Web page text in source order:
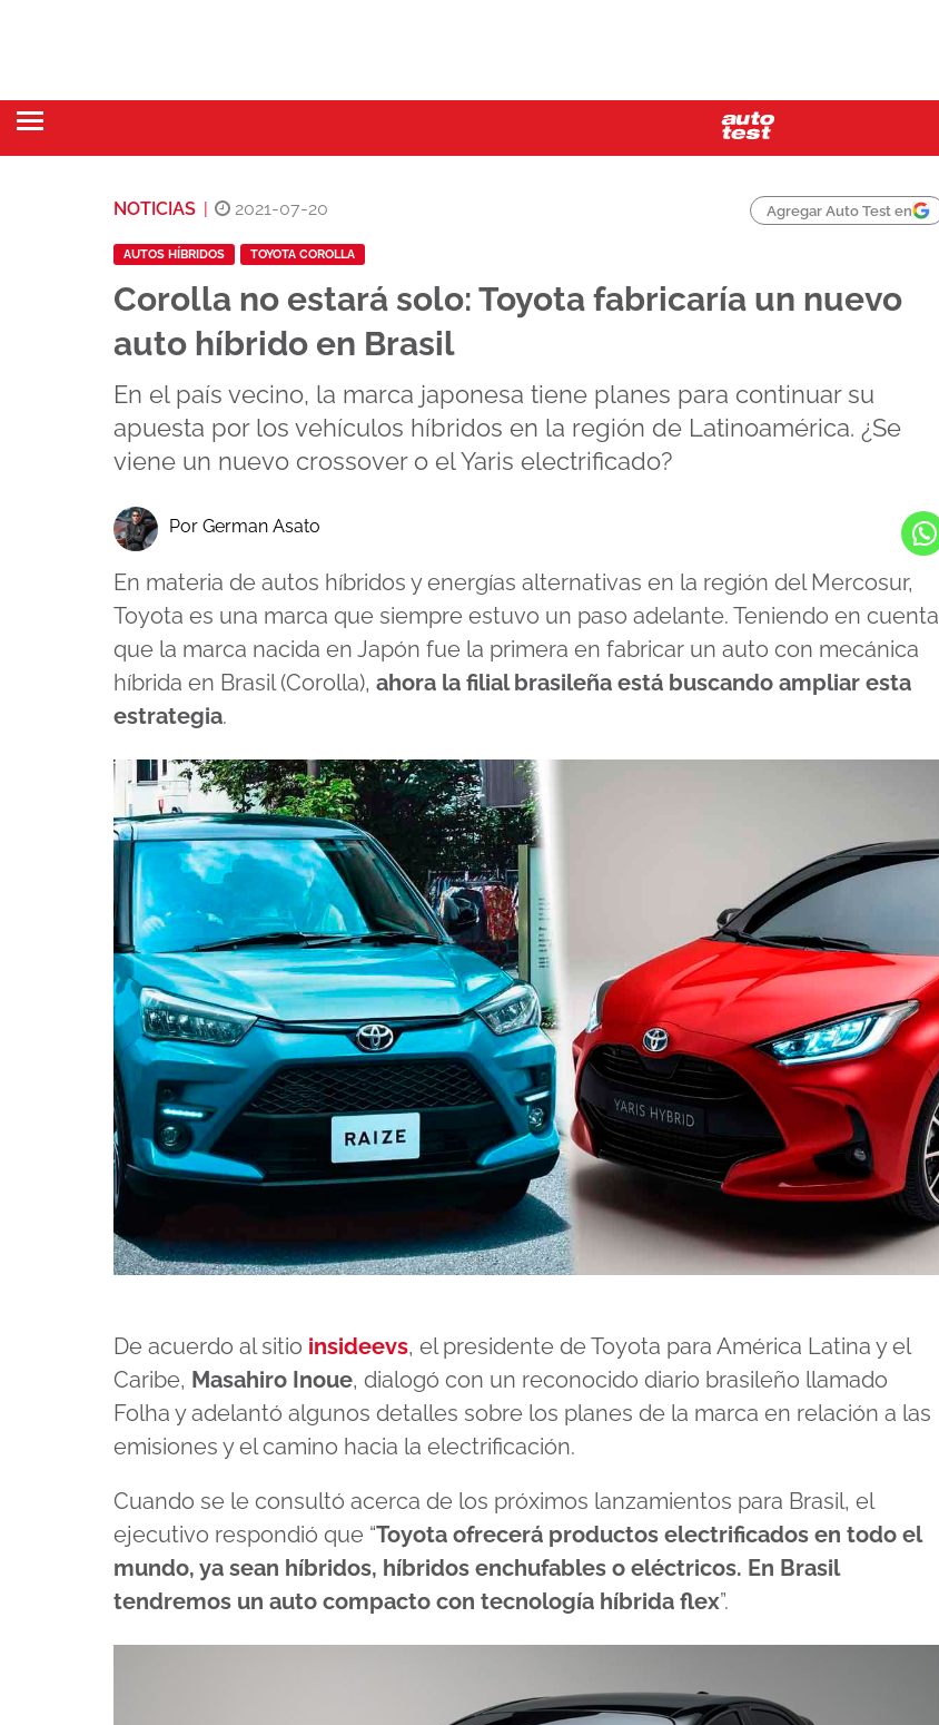
NOTICIAS 2021-07-20 Agregar Auto Test en
AUTOS HÍBRIDOS TOYOTA COROLLA
Corolla no estará solo: Toyota fabricaría un nuevo
auto híbrido en Brasil
En el país vecino, la marca japonesa tiene planes para continuar su
apuesta por los vehículos híbridos en la región de Latinoamérica. ¿Se
viene un nuevo crossover o el Yaris electrificado?
Por German Asato
En materia de autos híbridos y energías alternativas en la región del Mercosur,
Toyota es una marca que siempre estuvo un paso adelante. Teniendo en cuenta
que la marca nacida en Japón fue la primera en fabricar un auto con mecánica
híbrida en Brasil (Corolla), ahora la filial brasileña está buscando ampliar esta
estrategia.
De acuerdo al sitio insideevs, el presidente de Toyota para América Latina y el
Caribe, Masahiro Inoue, dialogó con un reconocido diario brasileño llamado
Folha y adelantó algunos detalles sobre los planes de la marca en relación a las
emisiones y el camino hacia la electrificación.
Cuando se le consultó acerca de los próximos lanzamientos para Brasil, el
ejecutivo respondió que “Toyota ofrecerá productos electrificados en todo el
mundo, ya sean híbridos, híbridos enchufables o eléctricos. En Brasil
tendremos un auto compacto con tecnología híbrida flex”.